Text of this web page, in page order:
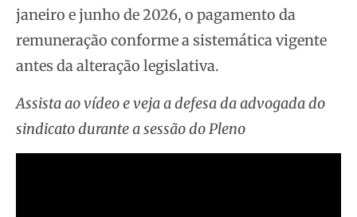
janeiro e junho de 2026, o pagamento da
remuneração conforme a sistemática vigente
antes da alteração legislativa.
Assista ao vídeo e veja a defesa da advogada do
sindicato durante a sessão do Pleno